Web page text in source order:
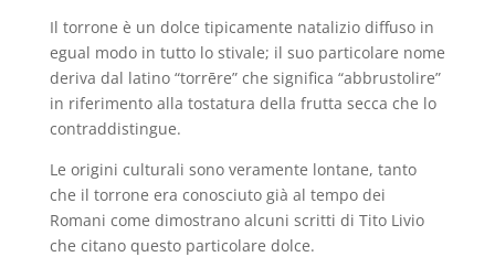
Il torrone è un dolce tipicamente natalizio diffuso in
egual modo in tutto lo stivale; il suo particolare nome
deriva dal latino “torrēre” che significa “abbrustolire”
in riferimento alla tostatura della frutta secca che lo
contraddistingue.
Le origini culturali sono veramente lontane, tanto
che il torrone era conosciuto già al tempo dei
Romani come dimostrano alcuni scritti di Tito Livio
che citano questo particolare dolce.